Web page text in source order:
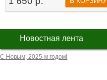
Новостная лента
С Новым, 2025-м годом!